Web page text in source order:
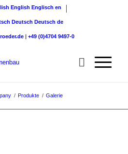
English Englisch en
Deutsch Deutsch de
| +49 (0)4704 9497-0
/ Produkte / Galerie